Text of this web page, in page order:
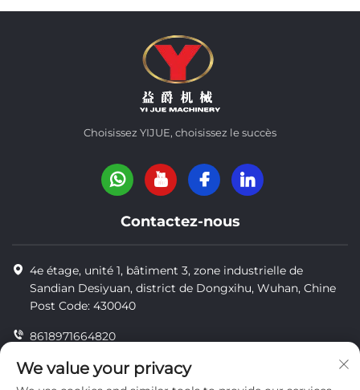
Choisissez YIJUE, choisissez le succès
Contactez-nous
4e étage, unité 1, bâtiment 3, zone industrielle de
Sandian Desiyuan, district de Dongxihu, Wuhan, Chine
Post Code: 430040
8618971664820
8618971664820
We value your privacy